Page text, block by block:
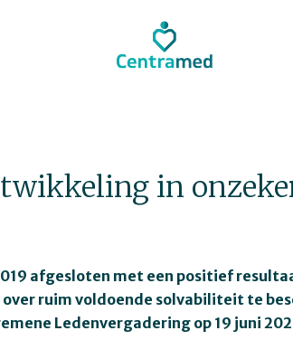
in
afgesloten met een positief
ruim voldoende solvabiliteit te
Ledenvergadering op 19 juni